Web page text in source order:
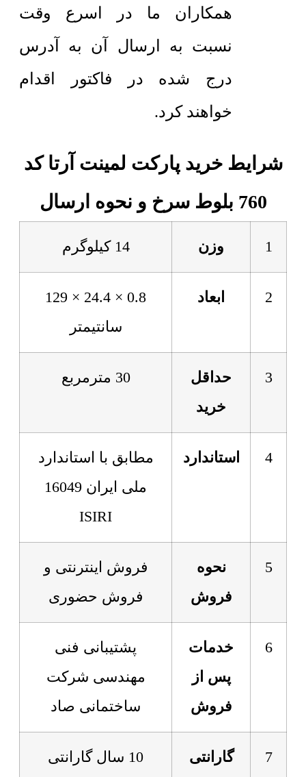
همکاران ما در اسرع وقت
نسبت به ارسال آن به آدرس
درج شده در فاکتور اقدام
خواهند کرد.
شرایط خرید پارکت لمینت آرتا کد
760 بلوط سرخ و نحوه ارسال
1 وزن 14 کیلوگرم
2 ابعاد
0.8 × 24.4 × 129
سانتیمتر
3
حداقل
خرید
30 مترمربع
4 استاندارد
مطابق با استاندارد
ملی ایران 16049
ISIRI
5
نحوه
فروش
فروش اینترنتی و
فروش حضوری
6
خدمات
پس از
فروش
پشتیبانی فنی
مهندسی شرکت
ساختمانی صاد
7 گارانتی
10 سال گارانتی